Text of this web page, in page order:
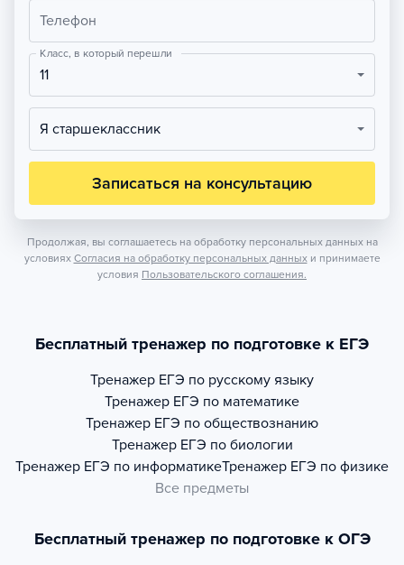
Телефон
Класс, в который перешли
11
Я старшеклассник
Записаться на консультацию
Продолжая, вы соглашаетесь на обработку персональных данных на
условиях Согласия на обработку персональных данных и принимаете
условия Пользовательского соглашения.
Бесплатный тренажер по подготовке к ЕГЭ
Тренажер ЕГЭ по русскому языку
Тренажер ЕГЭ по математике
Тренажер ЕГЭ по обществознанию
Тренажер ЕГЭ по биологии
Тренажер ЕГЭ по информатикеТренажер ЕГЭ по физике
Все предметы
Бесплатный тренажер по подготовке к ОГЭ